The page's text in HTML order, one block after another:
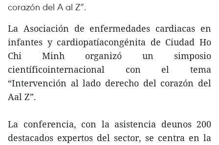
corazón del A al Z”.
La Asociación de enfermedades cardiacas en
infantes y cardiopatíacongénita de Ciudad Ho
Chi Minh organizó un simposio
científicointernacional con el tema
“Intervención al lado derecho del corazón del
Aal Z”.
La conferencia, con la asistencia deunos 200
destacados expertos del sector, se centra en la